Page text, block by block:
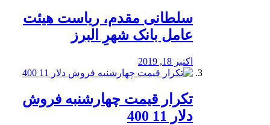
سلطانی مقدم، ریاست هیئت
عامل بانک شهرِ البرز
اکتبر 18, 2019
تکرار قیمت چهارشنبه فروش
دلار 11 400